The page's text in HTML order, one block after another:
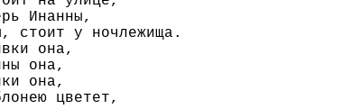
Инанны,
стоит у ночлежища.
она,
она,
она,
цветет,